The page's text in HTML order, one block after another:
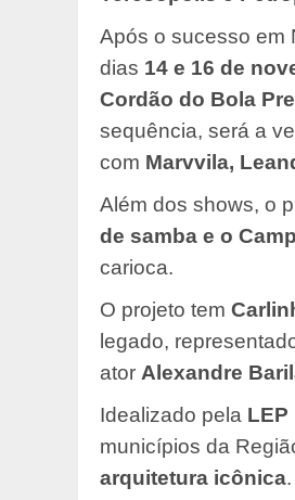
Após o sucesso em
dias 14 e 16 de
Cordão do Bola
sequência, será a
com Marvvila,
Além dos shows, o
de samba e o
carioca.
O projeto tem
legado,
ator Alexandre
Idealizado pela LEP
municípios da
arquitetura icônica.